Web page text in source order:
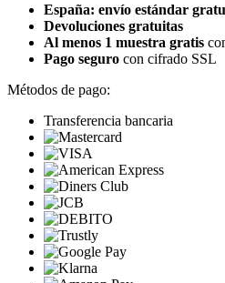
España: envío estándar
Devoluciones gratuitas
Al menos 1 muestra gratis
Pago seguro con cifrado SSL
Métodos de pago:
Transferencia bancaria